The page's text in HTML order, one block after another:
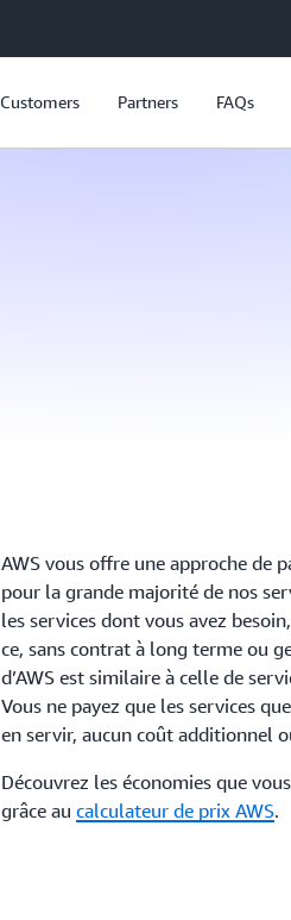
Customers Partners FAQs
AWS vous offre une approche de
pour la grande majorité de nos
les services dont vous avez
ce, sans contrat à long terme ou
d’AWS est similaire à celle de
Vous ne payez que les services
en servir, aucun coût additionnel
Découvrez les économies que
grâce au calculateur de prix AWS.